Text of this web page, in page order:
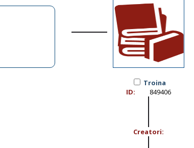
Troina
ID:
849406
Creatori: